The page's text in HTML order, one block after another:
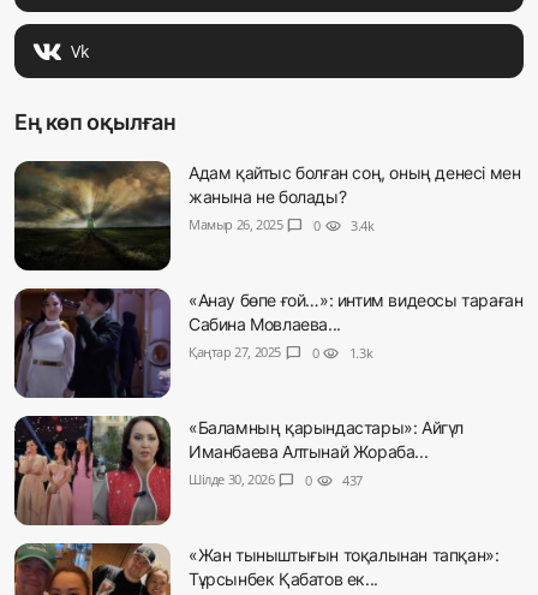
Vk
Ең көп оқылған
Адам қайтыс болған соң, оның денесі мен
жанына не болады?
Мамыр 26, 2025 chat_bubble 0 visibility 3.4k
«Анау бөпе ғой…»: интим видеосы тараған
Сабина Мовлаева...
Қаңтар 27, 2025 chat_bubble 0 visibility 1.3k
«Баламның қарындастары»: Айгүл
Иманбаева Алтынай Жораба...
Шілде 30, 2026 chat_bubble 0 visibility 437
«Жан тыныштығын тоқалынан тапқан»:
Тұрсынбек Қабатов ек...